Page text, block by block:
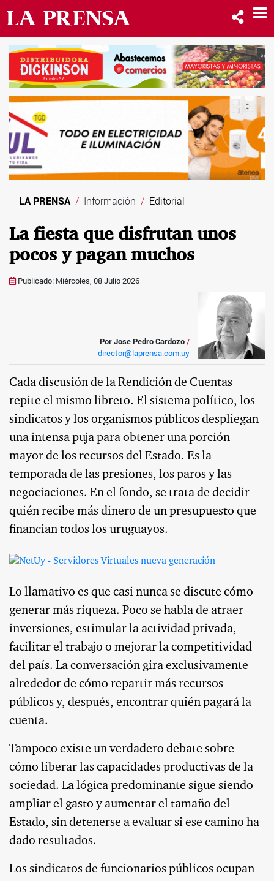
LA PRENSA Información Editorial
La fiesta que disfrutan unos
pocos y pagan muchos
Publicado: Miércoles, 08 Julio 2026
Por Jose Pedro Cardozo /
director@laprensa.com.uy
Cada discusión de la Rendición de Cuentas
repite el mismo libreto. El sistema político, los
sindicatos y los organismos públicos despliegan
una intensa puja para obtener una porción
mayor de los recursos del Estado. Es la
temporada de las presiones, los paros y las
negociaciones. En el fondo, se trata de decidir
quién recibe más dinero de un presupuesto que
financian todos los uruguayos.
Lo llamativo es que casi nunca se discute cómo
generar más riqueza. Poco se habla de atraer
inversiones, estimular la actividad privada,
facilitar el trabajo o mejorar la competitividad
del país. La conversación gira exclusivamente
alrededor de cómo repartir más recursos
públicos y, después, encontrar quién pagará la
cuenta.
Tampoco existe un verdadero debate sobre
cómo liberar las capacidades productivas de la
sociedad. La lógica predominante sigue siendo
ampliar el gasto y aumentar el tamaño del
Estado, sin detenerse a evaluar si ese camino ha
dado resultados.
Los sindicatos de funcionarios públicos ocupan